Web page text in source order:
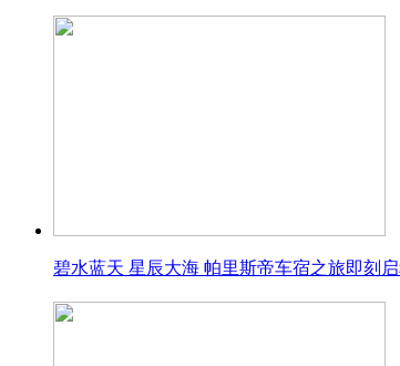
碧水蓝天 星辰大海 帕里斯帝车宿之旅即刻